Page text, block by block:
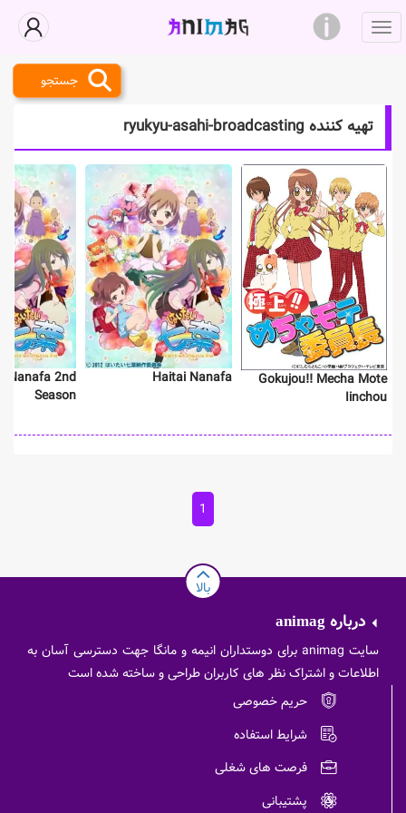
جستجو
تهیه کننده ryukyu-asahi-broadcasting
Gokujou!! Mecha Mote
Iinchou
Haitai Nanafa
Nanafa 2nd
Season
1
بالا
درباره animag
سایت animag برای دوستداران انیمه و مانگا جهت دسترسی آسان به
اطلاعات و اشتراک نظر های کاربران طراحی و ساخته شده است
حریم خصوصی
شرایط استفاده
فرصت های شغلی
پشتیبانی